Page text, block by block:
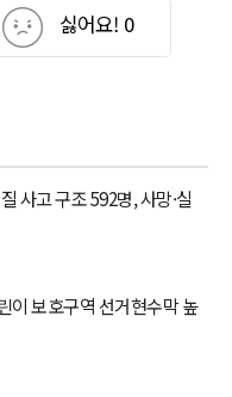
싫어요! 0
사고 구조 592명, 사망·실
이 보호구역 선거현수막 높